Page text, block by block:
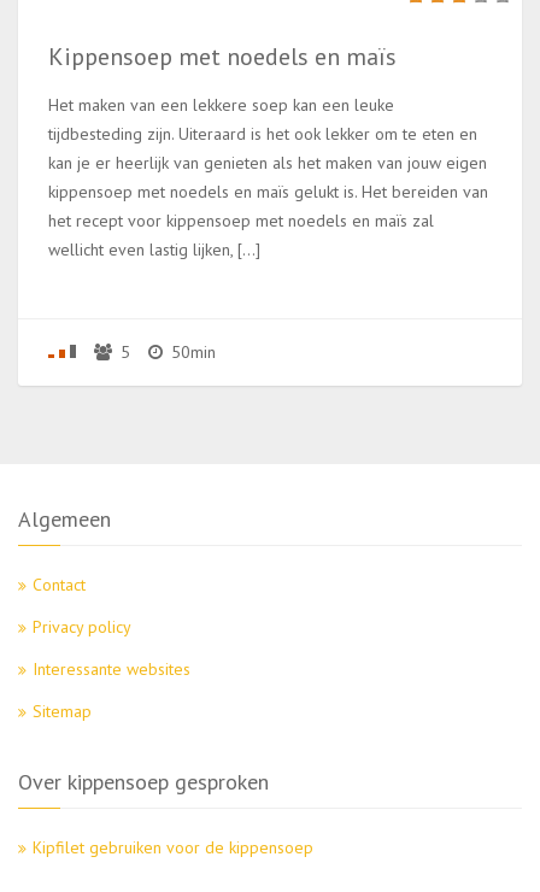
Kippensoep met noedels en maïs
Het maken van een lekkere soep kan een leuke
tijdbesteding zijn. Uiteraard is het ook lekker om te eten en
kan je er heerlijk van genieten als het maken van jouw eigen
kippensoep met noedels en maïs gelukt is. Het bereiden van
het recept voor kippensoep met noedels en maïs zal
wellicht even lastig lijken, […]
5 50min
Algemeen
Contact
Privacy policy
Interessante websites
Sitemap
Over kippensoep gesproken
Kipfilet gebruiken voor de kippensoep